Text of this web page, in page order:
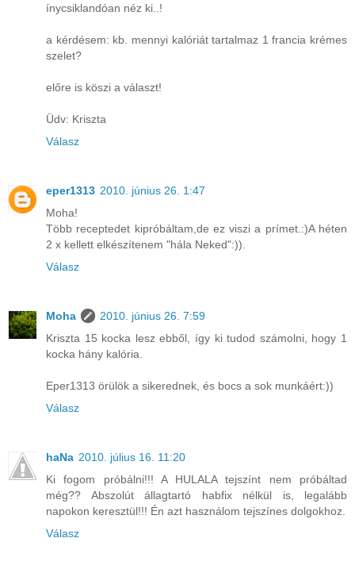
ínycsiklandóan néz ki..!
a kérdésem: kb. mennyi kalóriát tartalmaz 1 francia krémes
szelet?
előre is köszi a választ!
Üdv: Kriszta
Válasz
eper1313 2010. június 26. 1:47
Moha!
Több receptedet kipróbáltam,de ez viszi a prímet.:)A héten
2 x kellett elkészítenem "hála Neked":)).
Válasz
Moha
2010. június 26. 7:59
Kriszta 15 kocka lesz ebből, így ki tudod számolni, hogy 1
kocka hány kalória.
Eper1313 örülök a sikerednek, és bocs a sok munkáért:))
Válasz
haNa 2010. július 16. 11:20
Ki fogom próbálni!!! A HULALA tejszínt nem próbáltad
még?? Abszolút állagtartó habfix nélkül is, legalább
napokon keresztül!!! Én azt használom tejszínes dolgokhoz.
Válasz